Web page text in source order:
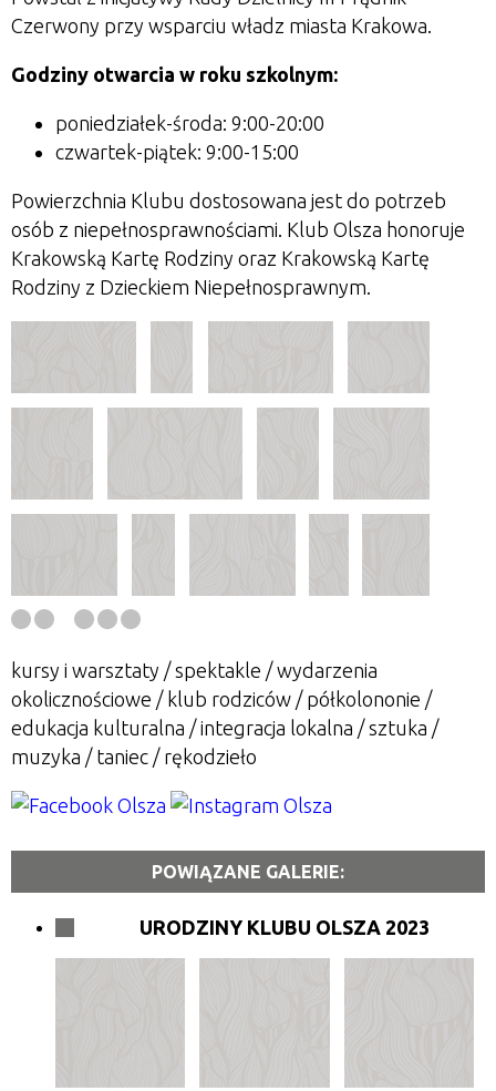
Czerwony przy wsparciu władz miasta Krakowa.
Godziny otwarcia w roku szkolnym:
poniedziałek-środa: 9:00-20:00
czwartek-piątek: 9:00-15:00
Powierzchnia Klubu dostosowana jest do potrzeb
osób z niepełnosprawnościami. Klub Olsza honoruje
Krakowską Kartę Rodziny oraz Krakowską Kartę
Rodziny z Dzieckiem Niepełnosprawnym.
kursy i warsztaty / spektakle / wydarzenia
okolicznościowe / klub rodziców / półkolononie /
edukacja kulturalna / integracja lokalna / sztuka /
muzyka / taniec / rękodzieło
POWIĄZANE GALERIE:
URODZINY KLUBU OLSZA 2023